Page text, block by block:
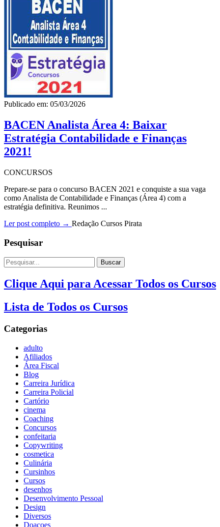
Publicado em: 05/03/2026
BACEN Analista Área 4: Baixar
Estratégia Contabilidade e Finanças
2021!
CONCURSOS
Prepare-se para o concurso BACEN 2021 e conquiste a sua vaga
como Analista de Contabilidade e Finanças (Área 4) com a
estratégia definitiva. Reunimos ...
Ler post completo → Redação Cursos Pirata
Pesquisar
Buscar
Clique Aqui para Acessar Todos os Cursos
Lista de Todos os Cursos
Categorias
adulto
Afiliados
Área Fiscal
Blog
Carreira Jurídica
Carreira Policial
Cartório
cinema
Coaching
Concursos
confeitaria
Copywriting
cosmetica
Culinária
Cursinhos
Cursos
desenhos
Desenvolvimento Pessoal
Design
Diversos
Doaçoes